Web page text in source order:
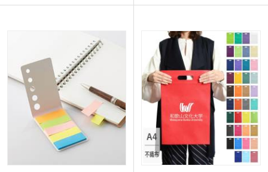
パッケージはフルカラーで制作できま
れるの！？」と話題のきっかけにもなり
筆記にピッタリ。軸は樹脂製なので軽量
軸に学校名や企業ロゴの名入れができま
す。オープンキャンパスや企業展示会で
配布すれば、PR効果が高まりますよ。
ギフト感がアップするオリジナル化粧箱
に入れてのお届けも可能です。